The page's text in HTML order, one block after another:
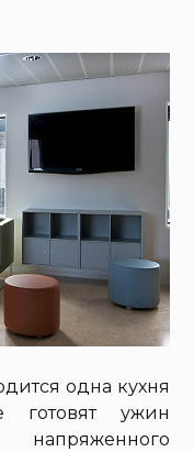
одна кухня
готовят ужин